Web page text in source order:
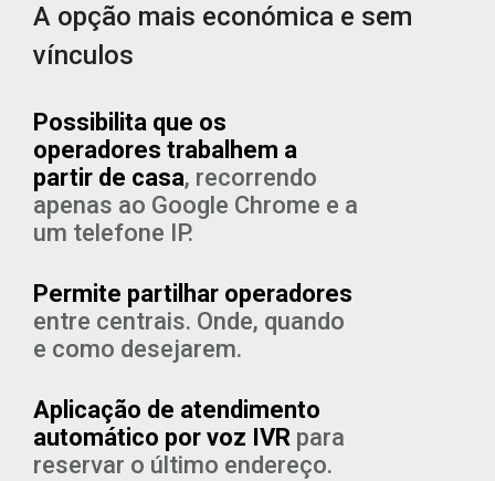
A opção mais económica e sem
vínculos
Possibilita que os
operadores trabalhem a
partir de casa, recorrendo
apenas ao Google Chrome e a
um telefone IP.
Permite partilhar operadores
entre centrais. Onde, quando
e como desejarem.
Aplicação de atendimento
automático por voz IVR para
reservar o último endereço.